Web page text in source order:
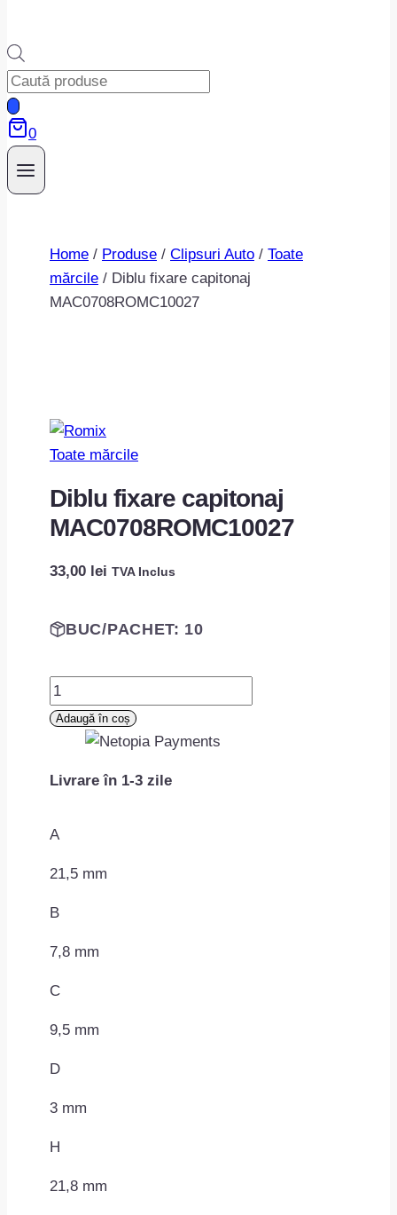
Products
search
0
Home / Produse / Clipsuri Auto / Toate
mărcile / Diblu fixare capitonaj
MAC0708ROMC10027
Toate mărcile
Diblu fixare capitonaj
MAC0708ROMC10027
33,00 lei TVA Inclus
BUC/PACHET: 10
Cantitate
Diblu
fixare
MAC0708ROMC10027
Adaugă în coș
Livrare în 1-3 zile
A
21,5 mm
B
7,8 mm
C
9,5 mm
D
3 mm
H
21,8 mm